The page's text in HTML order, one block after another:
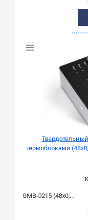
термоблоками
GMB-0215 (48х0,2 мл/24х1,5 мл)